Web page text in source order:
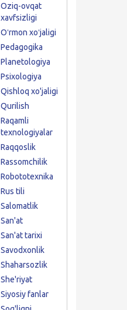
Oziq-ovqat
xavfsizligi
Oʻrmon xoʻjaligi
Pedagogika
Planetologiya
Psixologiya
Qishloq xo'jaligi
Qurilish
Raqamli
texnologiyalar
Raqqoslik
Rassomchilik
Robototexnika
Rus tili
Salomatlik
San'at
San'at tarixi
Savodxonlik
Shaharsozlik
She'riyat
Siyosiy fanlar